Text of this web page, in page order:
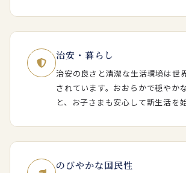
治安・暮らし
治安の良さと清潔な生活環境は世
されています。おおらかで穏やか
と、お子さまも安心して新生活を
のびやかな国民性